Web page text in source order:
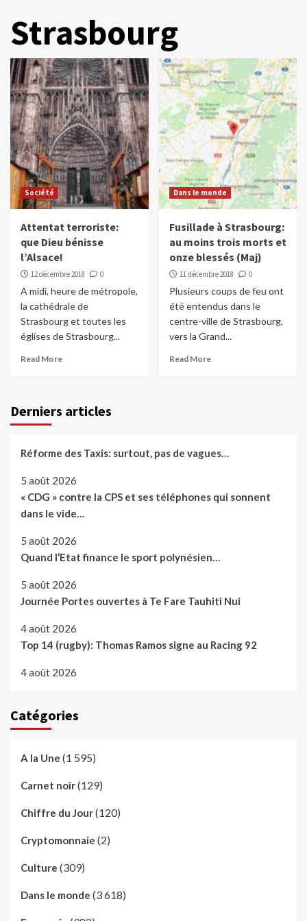
Strasbourg
Société
Attentat terroriste:
que Dieu bénisse
l’Alsace!
12 décembre 2018 0
A midi, heure de métropole,
la cathédrale de
Strasbourg et toutes les
églises de Strasbourg...
Read More
Dans le monde
Fusillade à Strasbourg:
au moins trois morts et
onze blessés (Maj)
11 décembre 2018 0
Plusieurs coups de feu ont
été entendus dans le
centre-ville de Strasbourg,
vers la Grand...
Read More
Derniers articles
Réforme des Taxis: surtout, pas de vagues…
5 août 2026
« CDG » contre la CPS et ses téléphones qui sonnent
dans le vide…
5 août 2026
Quand l’Etat finance le sport polynésien…
5 août 2026
Journée Portes ouvertes à Te Fare Tauhiti Nui
4 août 2026
Top 14 (rugby): Thomas Ramos signe au Racing 92
4 août 2026
Catégories
A la Une (1 595)
Carnet noir(129)
Chiffre du Jour(120)
Cryptomonnaie (2)
Culture (309)
Dans le monde (3 618)